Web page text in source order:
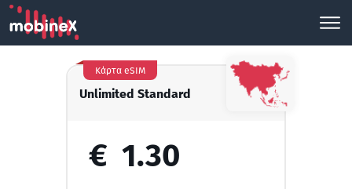
Unlimited Standard
Κάρτα eSIM
€ 1.30